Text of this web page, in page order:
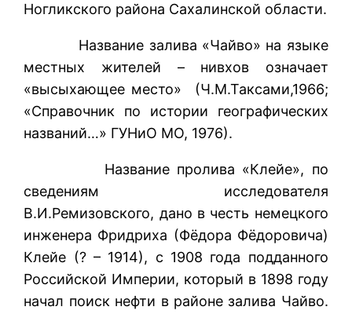
Ногликского района Сахалинской области.
Название залива «Чайво» на языке
местных жителей – нивхов означает
«высыхающее место» (Ч.М.Таксами,1966;
«Справочник по истории географических
названий…» ГУНиО МО, 1976).
Название пролива «Клейе», по
сведениям исследователя
В.И.Ремизовского, дано в честь немецкого
инженера Фридриха (Фёдора Фёдоровича)
Клейе (? – 1914), с 1908 года подданного
Российской Империи, который в 1898 году
начал поиск нефти в районе залива Чайво.